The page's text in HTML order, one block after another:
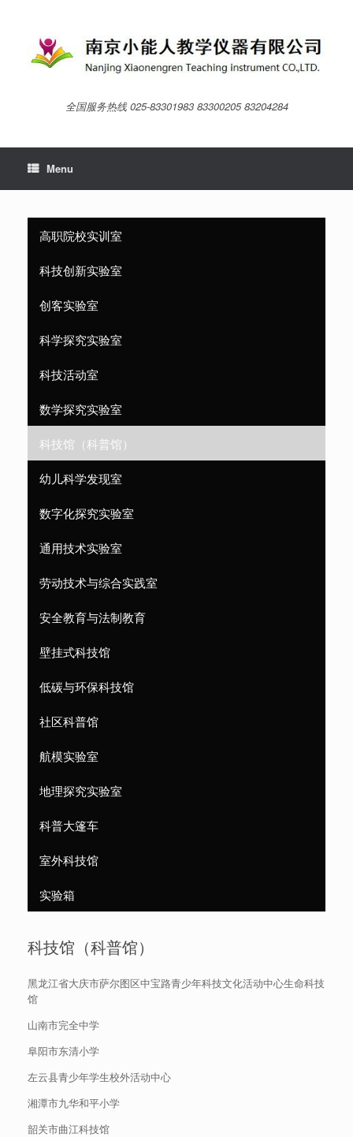
全国服务热线 025-83301983 83300205 83204284
Menu
高职院校实训室
科技创新实验室
创客实验室
科学探究实验室
科技活动室
数学探究实验室
科技馆（科普馆）
幼儿科学发现室
数字化探究实验室
通用技术实验室
劳动技术与综合实践室
安全教育与法制教育
壁挂式科技馆
低碳与环保科技馆
社区科普馆
航模实验室
地理探究实验室
科普大篷车
室外科技馆
实验箱
科技馆（科普馆）
黑龙江省大庆市萨尔图区中宝路青少年科技文化活动中心生命科技
馆
山南市完全中学
阜阳市东清小学
左云县青少年学生校外活动中心
湘潭市九华和平小学
韶关市曲江科技馆